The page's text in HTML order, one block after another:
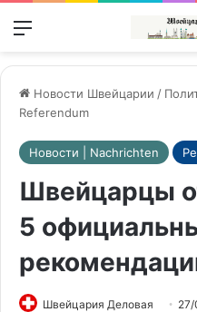
Меню
Новости Швейцарии /
Referendum
Новости | Nachrichten
Швейцарцы
5
Швейцария Деловая